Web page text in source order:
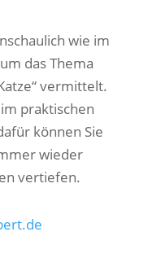
wie im
das Thema
vermittelt.
praktischen
können Sie
wieder
vertiefen.